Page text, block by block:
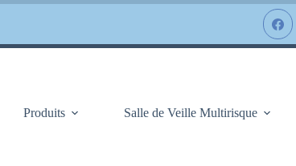
Produits Salle de Veille Multirisque